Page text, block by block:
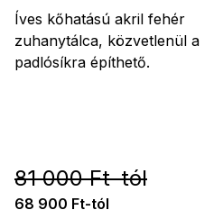
Íves kőhatású akril fehér
zuhanytálca, közvetlenül a
padlósíkra építhető.
81 000 Ft-tól
68 900 Ft-tól